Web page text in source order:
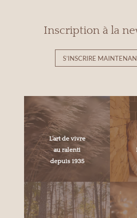
Inscription à la
S’INSCRIRE
L’art de vivre
au ralenti
depuis 1935